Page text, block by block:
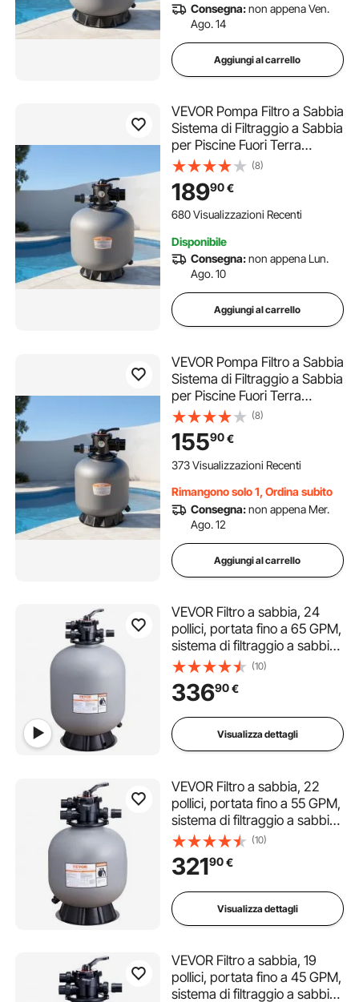
Consegna:non appena Ven.
Ago. 14
Aggiungi al carrello
VEVOR Pompa Filtro a Sabbia
Sistema di Filtraggio a Sabbia
per Piscine Fuori Terra
Portata 50 GPM/189,3 LPM
Pompa per Filtraggio per
Piscina con Valvola
Multiporta a 7 Vie,
(8)
18990€
680 Visualizzazioni Recenti
Disponibile
Consegna:non appena Lun.
Ago. 10
Aggiungi al carrello
VEVOR Pompa Filtro a Sabbia
Sistema di Filtraggio a Sabbia
per Piscine Fuori Terra
Portata max. 40 GPM/151,4
LPM, Valvola Multiporta a 7
Vie, Controlavaggio,
Risciacquo, Ricircolo, Scarico
(8)
15590€
373 Visualizzazioni Recenti
Rimangono solo 1, Ordina subito
Consegna:non appena Mer.
Ago. 12
Aggiungi al carrello
VEVOR Filtro a sabbia, 24
pollici, portata fino a 65 GPM,
sistema di filtraggio a sabbia
per piscine fuori terra con
valvola multiporta a 7 vie,
filtro, controlavaggio,
risciacquo
(10)
33690€
Visualizza dettagli
VEVOR Filtro a sabbia, 22
pollici, portata fino a 55 GPM,
sistema di filtraggio a sabbia
per piscine fuori terra con
valvola multiporta a 7 vie,
scarico, inverno, funzioni
(10)
32190€
Visualizza dettagli
VEVOR Filtro a sabbia, 19
pollici, portata fino a 45 GPM,
sistema di filtraggio a sabbia